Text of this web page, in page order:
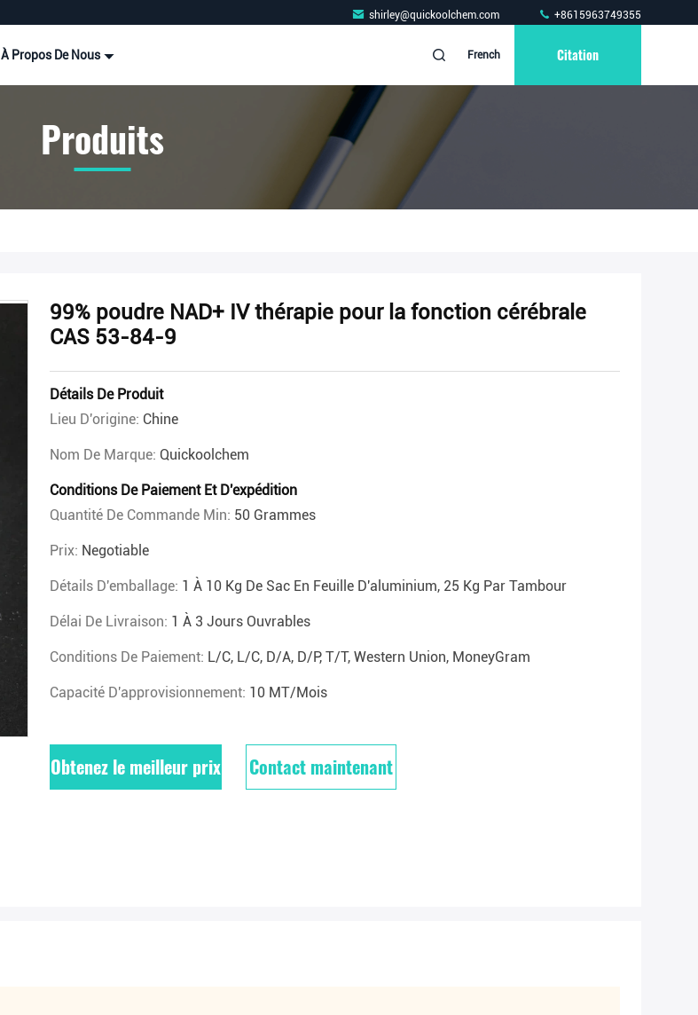
shirley@quickoolchem.com +8615963749355
À Propos De Nous French Citation
Produits
99% poudre NAD+ IV thérapie pour la fonction cérébrale
CAS 53-84-9
Détails De Produit
Lieu D'origine: Chine
Nom De Marque: Quickoolchem
Conditions De Paiement Et D'expédition
Quantité De Commande Min: 50 Grammes
Prix: Negotiable
Détails D'emballage: 1 À 10 Kg De Sac En Feuille D'aluminium, 25 Kg Par Tambour
Délai De Livraison: 1 À 3 Jours Ouvrables
Conditions De Paiement: L/C, L/C, D/A, D/P, T/T, Western Union, MoneyGram
Capacité D'approvisionnement: 10 MT/mois
Obtenez le meilleur prix Contact maintenant